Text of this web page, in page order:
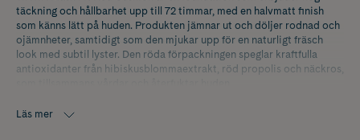
täckning och hållbarhet upp till 72 timmar, med en halvmatt finish
som känns lätt på huden. Produkten jämnar ut och döljer rodnad och
ojämnheter, samtidigt som den mjukar upp för en naturligt fräsch
look med subtil lyster. Den röda förpackningen speglar kraftfulla
antioxidanter från hibiskusblommaextrakt, röd propolis och näckros,
23N Sand: En ljus-medium neutral beige.
Läs mer